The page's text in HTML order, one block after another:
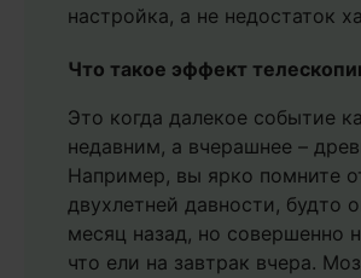
настройка, а не недостаток
Что такое эффект
Это когда далекое событие
недавним, а вчерашнее –
Например, вы ярко помните
двухлетней давности, будто
месяц назад, но совершенно
что ели на завтрак вчера.